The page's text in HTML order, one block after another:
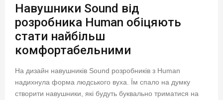
Навушники Sound від
розробника Human обіцяють
стати найбільш
комфортабельними
На дизайн навушників Sound розробників з Human
надихнула форма людського вуха. Їм спало на думку
створити навушники, які будуть буквально триматися на